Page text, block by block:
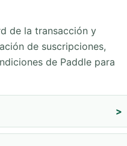
de la transacción y
de suscripciones,
de Paddle para
>